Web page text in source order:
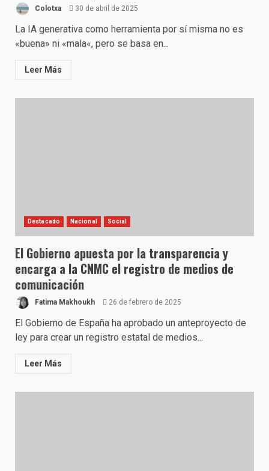
Colotxa 30 de abril de 2025
La IA generativa como herramienta por sí misma no es
«buena» ni «mala«, pero se basa en...
Leer Más
Destacado Nacional Social
El Gobierno apuesta por la transparencia y
encarga a la CNMC el registro de medios de
comunicación
Fatima Makhoukh 26 de febrero de 2025
El Gobierno de España ha aprobado un anteproyecto de
ley para crear un registro estatal de medios...
Leer Más